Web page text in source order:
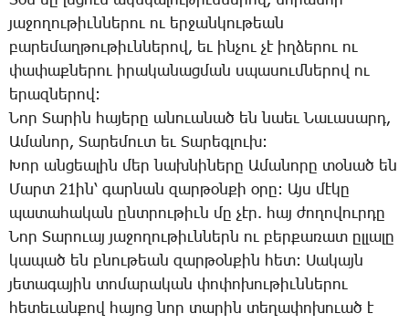
յա­ջո­ղու­թիւն­նե­րու ու եր­ջան­կու­թեան
բա­րե­մաղ­թու­թիւն­նե­րով, եւ ին­չու չէ իղ­ձե­րու ու
փա­փաք­նե­րու ի­րա­կա­նաց­ման սպա­սում­նե­րով ու
ե­րազ­նե­րով:
­Նոր ­Տա­րին հա­յե­րը ա­նո­ւա­նած են նաեւ ­Նա­ւա­սարդ,
Ա­մա­նոր, ­Տա­րե­մուտ եւ ­Տա­րեգ­լուխ:
­Խոր ան­ցեա­լին մեր նախ­նի­նե­րը Ա­մա­նո­րը տօ­նած են
­Մարտ 21ին՝ գար­նան զար­թօն­քի օ­րը: Այս մէ­կը
պա­տա­հա­կան ընտ­րու­թիւն մը չէր. հայ ժո­ղո­վուր­դը
­Նոր ­Տա­րո­ւայ յա­ջո­ղու­թիւն­ներն ու բեր­քա­ռատ ըլ­լա­լը
կա­պած են բնու­թեան զար­թօն­քին հետ: ­Սա­կայն
յե­տա­գա­յին տո­մա­րա­կան փո­փո­խու­թիւն­նե­րու
հե­տե­ւան­քով հա­յոց նոր տա­րին տե­ղա­փո­խո­ւած է